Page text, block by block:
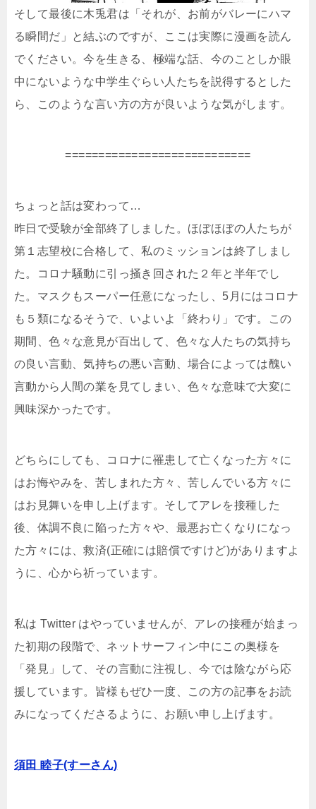
そして最後に木兎君は「それが、お前がバレーにハマ
る瞬間だ」と結ぶのですが、ここは実際に漫画を読ん
でください。今を生きる、極端な話、今のことしか眼
中にないような中学生ぐらい人たちを説得するとした
ら、このような言い方の方が良いような気がします。
============================
ちょっと話は変わって…
昨日で受験が全部終了しました。ほぼほぼの人たちが
第１志望校に合格して、私のミッションは終了しまし
た。コロナ騒動に引っ掻き回された２年と半年でし
た。マスクもスーパー任意になったし、5月にはコロナ
も５類になるそうで、いよいよ「終わり」です。この
期間、色々な意見が百出して、色々な人たちの気持ち
の良い言動、気持ちの悪い言動、場合によっては醜い
言動から人間の業を見てしまい、色々な意味で大変に
興味深かったです。
どちらにしても、コロナに罹患して亡くなった方々に
はお悔やみを、苦しまれた方々、苦しんでいる方々に
はお見舞いを申し上げます。そしてアレを接種した
後、体調不良に陥った方々や、最悪お亡くなりになっ
た方々には、救済(正確には賠償ですけど)がありますよ
うに、心から祈っています。
私は Twitter はやっていませんが、アレの接種が始まっ
た初期の段階で、ネットサーフィン中にこの奥様を
「発見」して、その言動に注視し、今では陰ながら応
援しています。皆様もぜひ一度、この方の記事をお読
みになってくださるように、お願い申し上げます。
須田 睦子(すーさん)